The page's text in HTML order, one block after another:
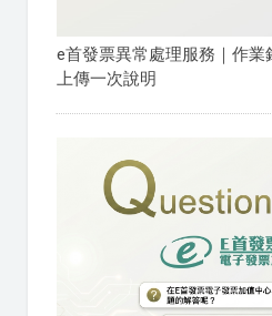
e首發票異常處理服務｜作業
上傳一次說明